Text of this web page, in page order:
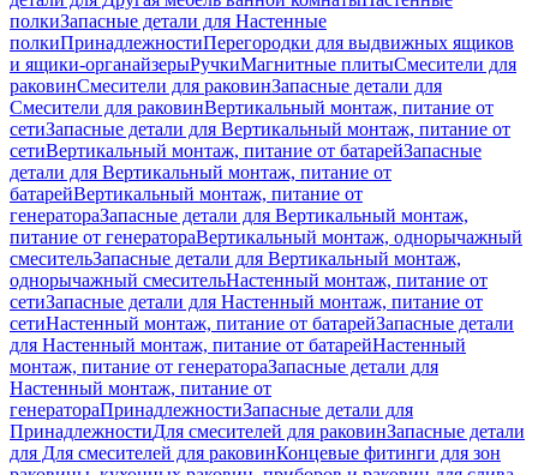
полкиЗапасные детали для Настенные
полкиПринадлежностиПерегородки для выдвижных ящиков
и ящики-органайзерыРучкиМагнитные плитыСмесители для
раковинСмесители для раковинЗапасные детали для
Смесители для раковинВертикальный монтаж, питание от
сетиЗапасные детали для Вертикальный монтаж, питание от
сетиВертикальный монтаж, питание от батарейЗапасные
детали для Вертикальный монтаж, питание от
батарейВертикальный монтаж, питание от
генератораЗапасные детали для Вертикальный монтаж,
питание от генератораВертикальный монтаж, однорычажный
смесительЗапасные детали для Вертикальный монтаж,
однорычажный смесительНастенный монтаж, питание от
сетиЗапасные детали для Настенный монтаж, питание от
сетиНастенный монтаж, питание от батарейЗапасные детали
для Настенный монтаж, питание от батарейНастенный
монтаж, питание от генератораЗапасные детали для
Настенный монтаж, питание от
генератораПринадлежностиЗапасные детали для
ПринадлежностиДля смесителей для раковинЗапасные детали
для Для смесителей для раковинКонцевые фитинги для зон